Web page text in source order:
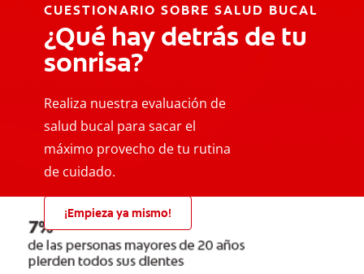
CUESTIONARIO SOBRE SALUD BUCAL
¿Qué hay detrás de tu
sonrisa?
Realiza nuestra evaluación de
salud bucal para sacar el
máximo provecho de tu rutina
de cuidado.
¡Empieza ya mismo!